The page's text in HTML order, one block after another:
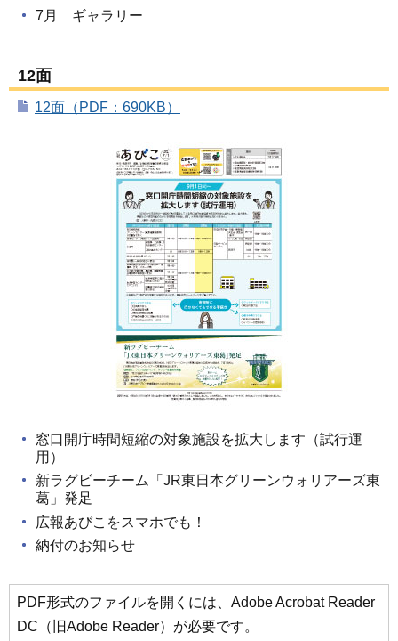
7月 ギャラリー
12面
12面（PDF：690KB）
窓口開庁時間短縮の対象施設を拡大します（試行運
用）
新ラグビーチーム「JR東日本グリーンウォリアーズ東
葛」発足
広報あびこをスマホでも！
納付のお知らせ
PDF形式のファイルを開くには、Adobe Acrobat Reader
DC（旧Adobe Reader）が必要です。